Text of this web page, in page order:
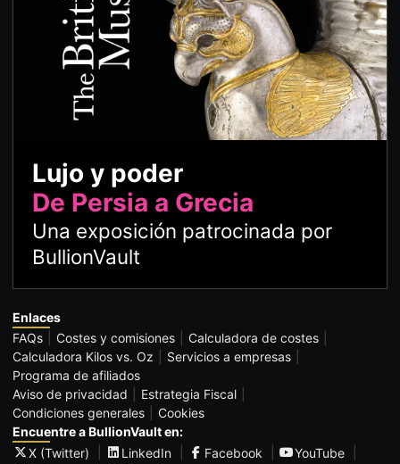
Lujo y poder
De Persia a Grecia
Una exposición patrocinada por
BullionVault
Enlaces
FAQs
Costes y comisiones
Calculadora de costes
Calculadora Kilos vs. Oz
Servicios a empresas
Programa de afiliados
Aviso de privacidad
Estrategia Fiscal
Condiciones generales
Cookies
Encuentre a BullionVault en:
X (Twitter)
LinkedIn Facebook
YouTube